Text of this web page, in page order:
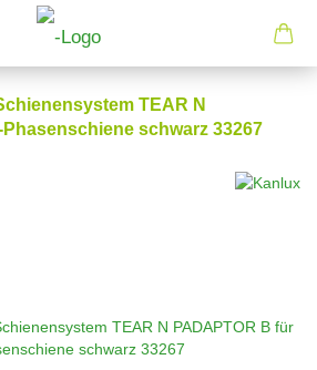
TEAR N
Phasenschiene schwarz 33267